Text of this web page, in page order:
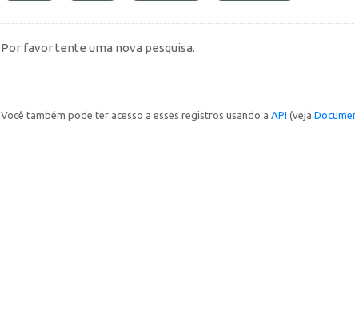
Por favor tente uma nova pesquisa.
Você também pode ter acesso a esses registros usando a API (veja